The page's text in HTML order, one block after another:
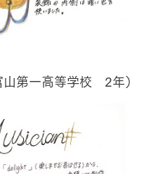
第一高等学校 2年）